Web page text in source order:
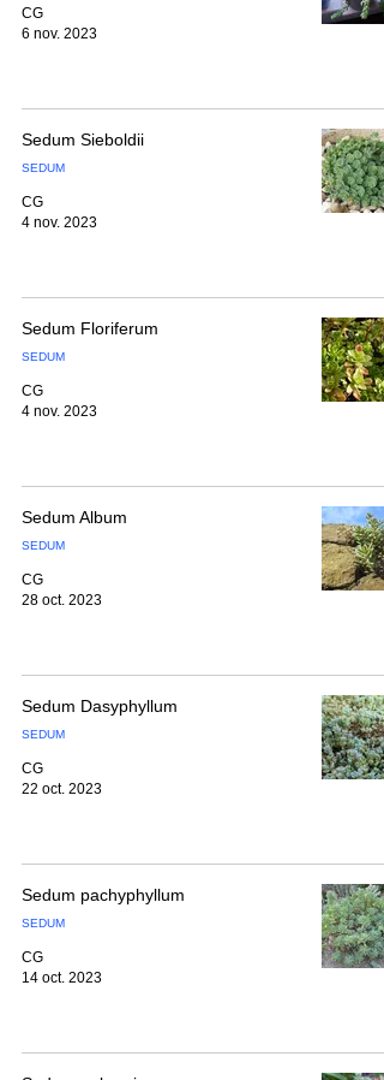
CG
6 nov. 2023
Sedum Sieboldii
SEDUM
CG
4 nov. 2023
Sedum Floriferum
SEDUM
CG
4 nov. 2023
Sedum Album
SEDUM
CG
28 oct. 2023
Sedum Dasyphyllum
SEDUM
CG
22 oct. 2023
Sedum pachyphyllum
SEDUM
CG
14 oct. 2023